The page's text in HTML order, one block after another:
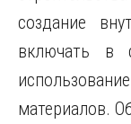
создание
включать в
материалов.